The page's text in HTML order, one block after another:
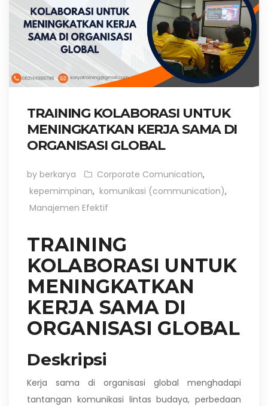
TRAINING KOLABORASI UNTUK
MENINGKATKAN KERJA SAMA DI
ORGANISASI GLOBAL
by berkarya Corporate Comunication,
kepemimpinan, komunikasi (communication),
Manajemen Efektif
TRAINING
KOLABORASI UNTUK
MENINGKATKAN
KERJA SAMA DI
ORGANISASI GLOBAL
Deskripsi
Kerja sama di organisasi global menghadapi
tantangan komunikasi lintas budaya, perbedaan